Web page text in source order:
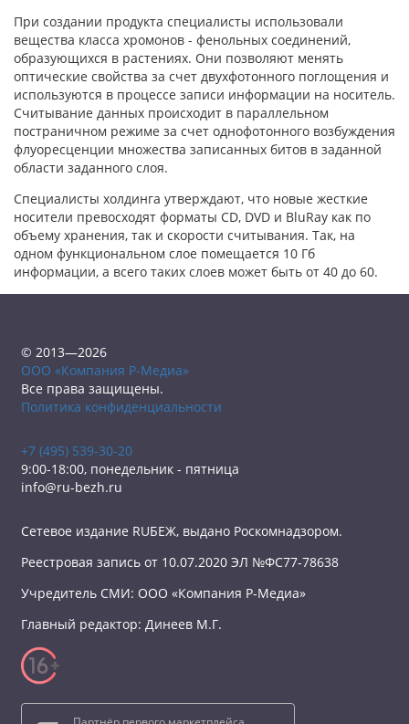
При создании продукта специалисты использовали
вещества класса хромонов - фенольных соединений,
образующихся в растениях. Они позволяют менять
оптические свойства за счет двухфотонного поглощения и
используются в процессе записи информации на носитель.
Считывание данных происходит в параллельном
постраничном режиме за счет однофотонного возбуждения
флуоресценции множества записанных битов в заданной
области заданного слоя.
Специалисты холдинга утверждают, что новые жесткие
носители превосходят форматы CD, DVD и BluRay как по
объему хранения, так и скорости считывания. Так, на
одном функциональном слое помещается 10 Гб
информации, а всего таких слоев может быть от 40 до 60.
© 2013—2026
ООО «Компания Р-Медиа»
Все права защищены.
Политика конфиденциальности
+7 (495) 539-30-20
9:00-18:00, понедельник - пятница
info@ru-bezh.ru
Сетевое издание RUБЕЖ, выдано Роскомнадзором.
Реестровая запись от 10.07.2020 ЭЛ №ФС77-78638
Учредитель СМИ: ООО «Компания Р-Медиа»
Главный редактор: Динеев М.Г.